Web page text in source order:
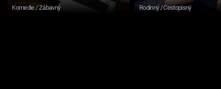
Komedie / Zábavný Rodinný / Cestopisný